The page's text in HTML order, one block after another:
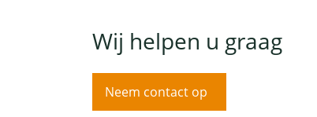
Wij helpen u graag
Neem contact op